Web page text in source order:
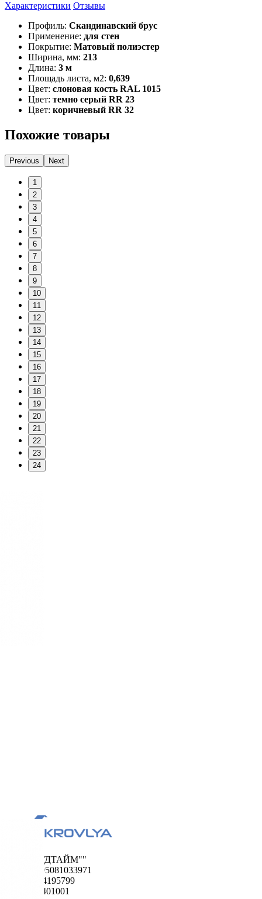
Характеристики Отзывы
Профиль: Скандинавский брус
Применение: для стен
Покрытие: Матовый полиэстер
Ширина, мм: 213
Длина: 3 м
Площадь листа, м2: 0,639
Цвет: слоновая кость RAL 1015
Цвет: темно серый RR 23
Цвет: коричневый RR 32
Похожие товары
Previous Next
1
2
3
4
5
6
7
8
9
10
11
12
13
14
15
16
17
18
19
20
21
22
23
24
ООО "ФУДТАЙМ""
ОГРН 1195081033971
ИНН 5024195799
КПП 502401001